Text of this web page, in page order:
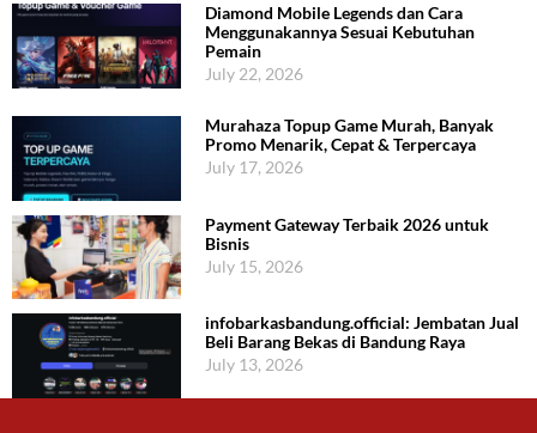
Diamond Mobile Legends dan Cara
Menggunakannya Sesuai Kebutuhan
Pemain
July 22, 2026
Murahaza Topup Game Murah, Banyak
Promo Menarik, Cepat & Terpercaya
July 17, 2026
Payment Gateway Terbaik 2026 untuk
Bisnis
July 15, 2026
infobarkasbandung.official: Jembatan Jual
Beli Barang Bekas di Bandung Raya
July 13, 2026